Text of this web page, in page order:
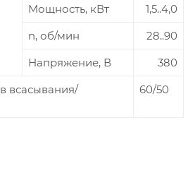
Мощность, кВт
1,5..4,0
n, об/мин
28..90
Напряжение, В
380
всасывания/
60/50